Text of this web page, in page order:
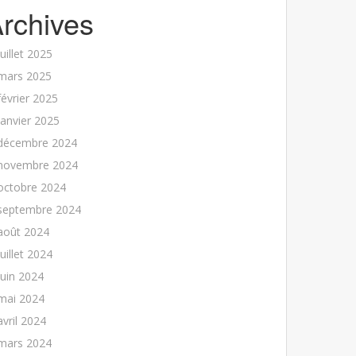
2025
2025
2025
2025
2024
2024
2024
2024
2024
2024
2024
2024
2024
2024